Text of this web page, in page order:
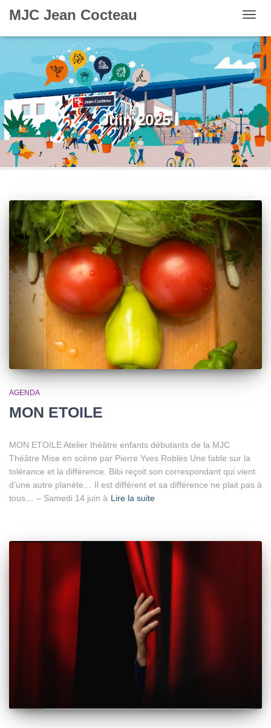
MJC Jean Cocteau
Juin 2025
AGENDA
MON ETOILE
MON ETOILE Atelier théâtre enfants débutants de la MJC
Théâtre Mise en scène par Pierre Yves Roblès Une fable sur la
tolérance et la différence. Bibi reçoit son correspondant qui vient
d’une autre planète… Il est différent et sa différence ne plait pas à
tous… – Samedi 14 juin à Lire la suite